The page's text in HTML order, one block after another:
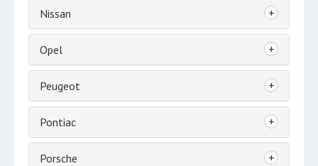
Nissan +
Opel +
Peugeot +
Pontiac +
Porsche +